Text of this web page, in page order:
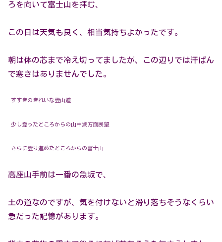
ろを向いて富士山を拝む、
この日は天気も良く、相当気持ちよかったです。
朝は体の芯まで冷え切ってましたが、この辺りでは汗ばん
で寒さはありませんでした。
すすきのきれいな登山道
少し登ったところからの山中湖方面展望
さらに登り進めたところからの富士山
高座山手前は一番の急坂で、
土の道なのですが、気を付けないと滑り落ちそうなくらい
急だった記憶があります。